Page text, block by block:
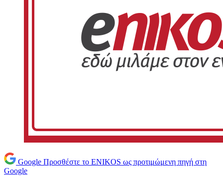
Google Προσθέστε το ENIKOS ως προτιμώμενη πηγή στη
Google